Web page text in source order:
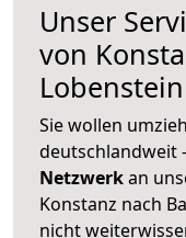
Unser
von
Lobenstein
Sie wollen
deutschlandweit
Netzwerkan
Konstanz nach
nicht